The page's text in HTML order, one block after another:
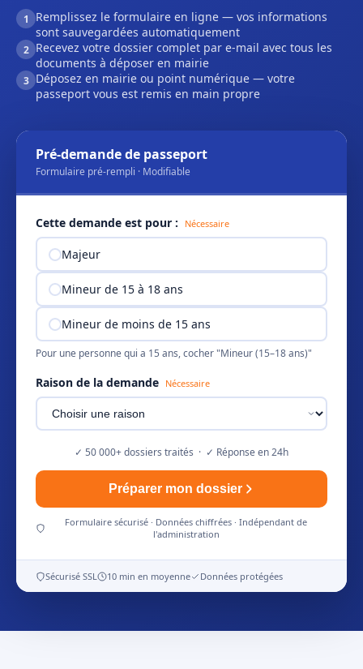
1
Remplissez le formulaire en ligne — vos informations
sont sauvegardées automatiquement
2 Recevez votre dossier complet par e-mail avec tous les
documents à déposer en mairie
3 Déposez en mairie ou point numérique — votre
passeport vous est remis en main propre
Pré-demande de passeport
Formulaire pré-rempli · Modifiable
Cette demande est pour : Nécessaire
Majeur
Mineur de 15 à 18 ans
Mineur de moins de 15 ans
Pour une personne qui a 15 ans, cocher "Mineur (15–18 ans)"
Raison de la demande Nécessaire
✓ 50 000+ dossiers traités · ✓ Réponse en 24h
Préparer mon dossier
Formulaire sécurisé · Données chiffrées · Indépendant de
l'administration
Sécurisé SSL 10 min en moyenne Données protégées